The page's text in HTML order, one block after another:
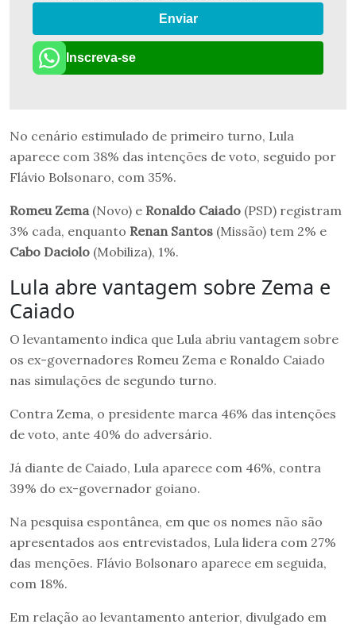
Enviar
Inscreva-se
No cenário estimulado de primeiro turno, Lula
aparece com 38% das intenções de voto, seguido por
Flávio Bolsonaro, com 35%.
Romeu Zema (Novo) e Ronaldo Caiado (PSD) registram
3% cada, enquanto Renan Santos (Missão) tem 2% e
Cabo Daciolo (Mobiliza), 1%.
Lula abre vantagem sobre Zema e
Caiado
O levantamento indica que Lula abriu vantagem sobre
os ex-governadores Romeu Zema e Ronaldo Caiado
nas simulações de segundo turno.
Contra Zema, o presidente marca 46% das intenções
de voto, ante 40% do adversário.
Já diante de Caiado, Lula aparece com 46%, contra
39% do ex-governador goiano.
Na pesquisa espontânea, em que os nomes não são
apresentados aos entrevistados, Lula lidera com 27%
das menções. Flávio Bolsonaro aparece em seguida,
com 18%.
Em relação ao levantamento anterior, divulgado em